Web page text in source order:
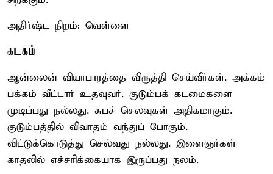
அதிர்ஷ்ட நிறம்: வெள்ளை
கடகம்
ஆன்லைன் வியாபாரத்தை விருத்தி செய்வீர்கள். அக்கம்
பக்கம் வீட்டார் உதவுவர். குடும்பக் கடமைகளை
முடிப்பது நல்லது. சுபச் செலவுகள் அதிகமாகும்.
குடும்பத்தில் விவாதம் வந்துப் போகும்.
விட்டுக்கொடுத்து செல்வது நல்லது. இளைஞர்கள்
காதலில் எச்சரிக்கையாக இருப்பது நலம்.